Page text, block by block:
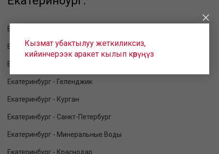
Екатеринбург - Благовещенск
Екатеринбург - Москва
Екатеринбург - Махачкала
Екатеринбург - Геленджик
Екатеринбург - Курган
Екатеринбург - Санкт-Петербург
Екатеринбург - Минеральные Воды
Екатеринбург - Краснодар
Кызмат убактылуу жеткиликсиз,
кийинчерээк аракет кылып көрүңүз